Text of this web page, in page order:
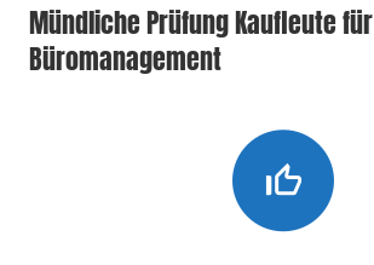
Mündliche Prüfung Kaufleute für
Büromanagement